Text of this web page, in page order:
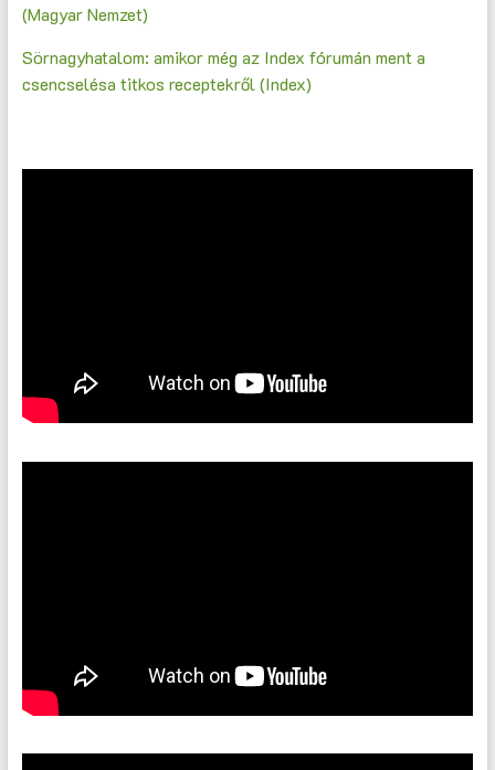
(Magyar Nemzet)
Sörnagyhatalom: amikor még az Index fórumán ment a
csencselésa titkos receptekről (Index)